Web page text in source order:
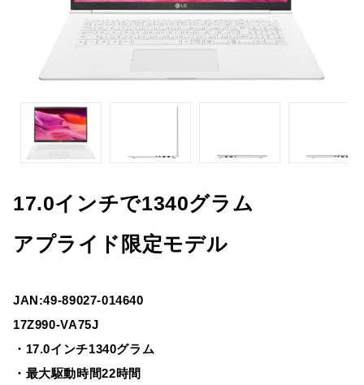
17.0インチで1340グラム
アプライド限定モデル
JAN:49-89027-014640
17Z990-VA75J
・17.0インチ1340グラム
・最大駆動時間22時間